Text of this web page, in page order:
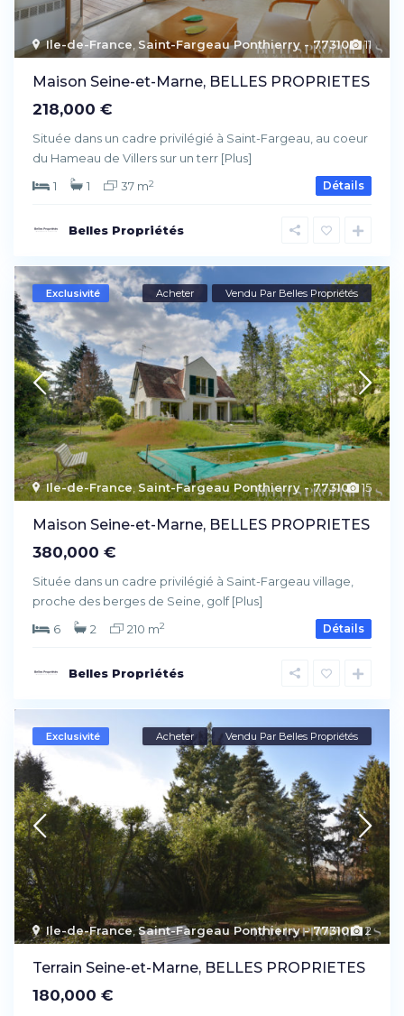
11
Ile-de-France, Saint-Fargeau Ponthierry - 77310
Maison Seine-et-Marne, BELLES PROPRIETES
218,000 €
Située dans un cadre privilégié à Saint-Fargeau, au coeur
du Hameau de Villers sur un terr [Plus]
1
1 37 m2 Détails
Belles Propriétés
15
Ile-de-France,Saint-Fargeau Ponthierry - 77310
Exclusivité Acheter Vendu Par Belles Propriétés
Maison Seine-et-Marne, BELLES PROPRIETES
380,000 €
Située dans un cadre privilégié à Saint-Fargeau village,
proche des berges de Seine, golf[Plus]
6
2 210 m2 Détails
Belles Propriétés
2
Ile-de-France,Saint-Fargeau Ponthierry - 77310
Exclusivité Acheter Vendu Par Belles Propriétés
Terrain Seine-et-Marne, BELLES PROPRIETES
180,000 €